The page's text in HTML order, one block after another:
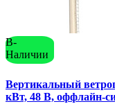
В-
Наличии
Вертикальный
кВт, 48 В, оффлайн-